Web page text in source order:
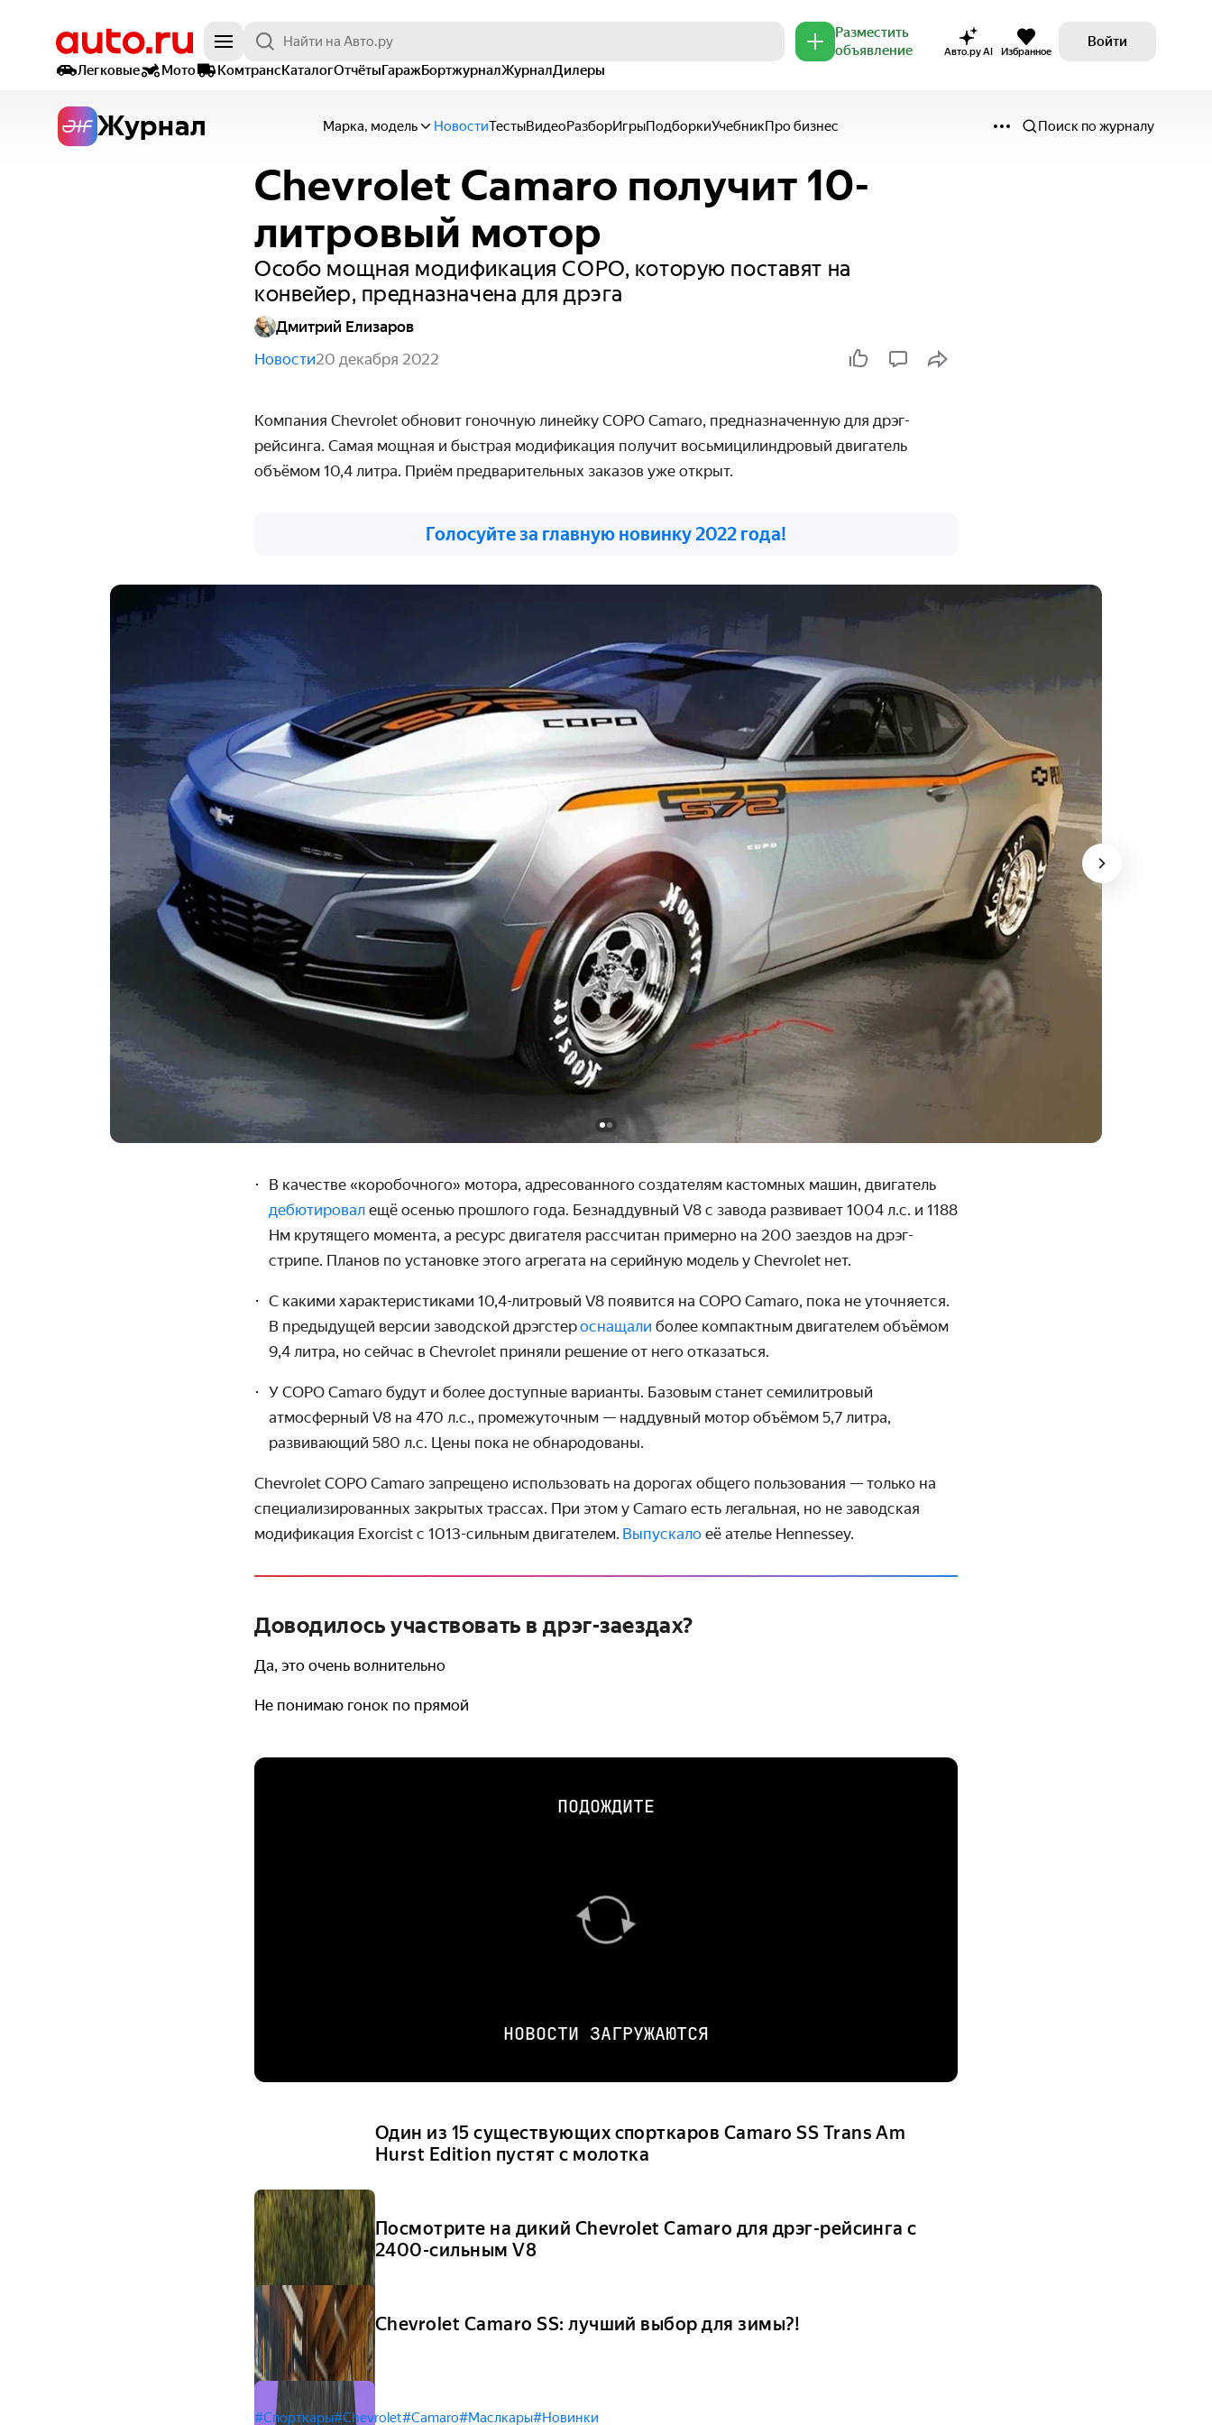
Разместить
объявление
Авто.ру AI Избранное
Войти
Легковые
Мото КомтрансКаталогОтчётыГаражБортжурналЖурналДилеры
Журнал Марка, модель НовостиТестыВидеоРазборИгрыПодборкиУчебникПро бизнес Поиск по журналу
Chevrolet Camaro получит 10-
литровый мотор
Особо мощная модификация COPO, которую поставят на
конвейер, предназначена для дрэга
Дмитрий Елизаров
Новости20 декабря 2022
Компания Chevrolet обновит гоночную линейку COPO Camaro, предназначенную для дрэг-
рейсинга. Самая мощная и быстрая модификация получит восьмицилиндровый двигатель
объёмом 10,4 литра. Приём предварительных заказов уже открыт.
Голосуйте за главную новинку 2022 года!
В качестве «коробочного» мотора, адресованного создателям кастомных машин, двигатель
дебютировал ещё осенью прошлого года. Безнаддувный V8 с завода развивает 1004 л.с. и 1188
Нм крутящего момента, а ресурс двигателя рассчитан примерно на 200 заездов на дрэг-
стрипе. Планов по установке этого агрегата на серийную модель у Chevrolet нет.
С какими характеристиками 10,4-литровый V8 появится на COPO Camaro, пока не уточняется.
В предыдущей версии заводской дрэгстероснащали более компактным двигателем объёмом
9,4 литра, но сейчас в Chevrolet приняли решение от него отказаться.
У COPO Camaro будут и более доступные варианты. Базовым станет семилитровый
атмосферный V8 на 470 л.с., промежуточным — наддувный мотор объёмом 5,7 литра,
развивающий 580 л.с. Цены пока не обнародованы.
Chevrolet COPO Camaro запрещено использовать на дорогах общего пользования — только на
специализированных закрытых трассах. При этом у Camaro есть легальная, но не заводская
модификация Exorcist с 1013-сильным двигателем. Выпускало её ателье Hennessey.
Доводилось участвовать в дрэг-заездах?
Да, это очень волнительно
Не понимаю гонок по прямой
ПОДОЖДИТЕ
НОВОСТИ ЗАГРУЖАЮТСЯ
Один из 15 существующих спорткаров Camaro SS Trans Am
Hurst Edition пустят с молотка
Посмотрите на дикий Chevrolet Camaro для дрэг-рейсинга с
2400-сильным V8
Chevrolet Camaro SS: лучший выбор для зимы?!
#Спорткары#Chevrolet#Camaro#Маслкары#Новинки